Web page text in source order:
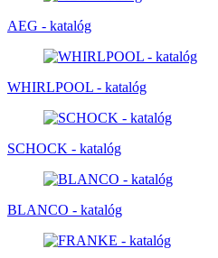
AEG - katalóg
WHIRLPOOL - katalóg
SCHOCK - katalóg
BLANCO - katalóg